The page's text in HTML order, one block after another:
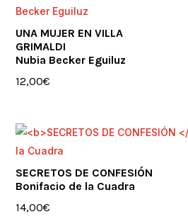
UNA MUJER EN VILLA
GRIMALDI
Nubia Becker Eguiluz
12,00€
SECRETOS DE CONFESIÓN
Bonifacio de la Cuadra
14,00€